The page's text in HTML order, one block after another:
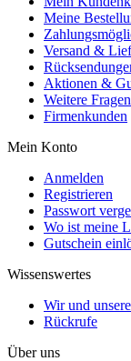
Meine
Versand &
Aktionen &
Weitere
Firmenkunden
Mein Konto
Anmelden
Registrieren
Passwort
Wo ist meine
Gutschein
Wissenswertes
Wir und
Rückrufe
Über uns